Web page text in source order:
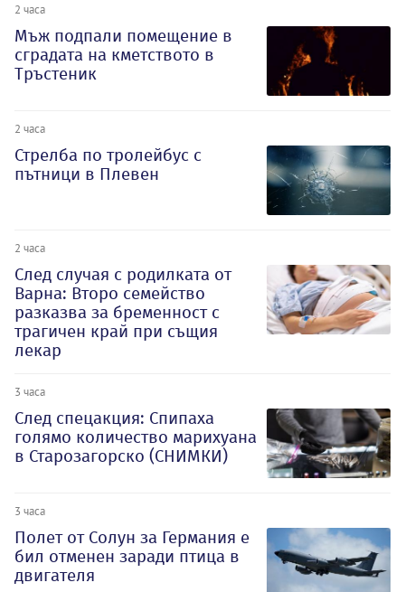
2 часа
Мъж подпали помещение в
сградата на кметството в
Тръстеник
2 часа
Стрелба по тролейбус с
пътници в Плевен
2 часа
След случая с родилката от
Варна: Второ семейство
разказва за бременност с
трагичен край при същия
лекар
3 часа
След спецакция: Спипаха
голямо количество марихуана
в Старозагорско (СНИМКИ)
3 часа
Полет от Солун за Германия е
бил отменен заради птица в
двигателя